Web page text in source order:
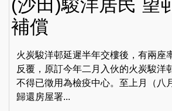
(沙田)駿洋居民 望
補償
火炭駿洋邨延遲半年交樓後，有兩座
反覆，原訂今年二月入伙的火炭駿洋
不得已徵用為檢疫中心。至上月（八
歸還房屋署...